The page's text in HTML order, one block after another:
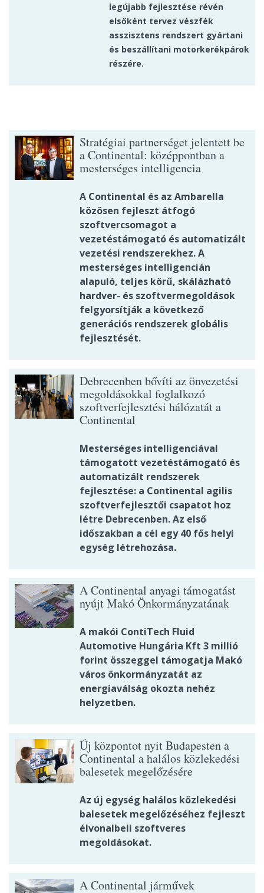
legújabb fejlesztése révén
elsőként tervez vészfék
asszisztens rendszert gyártani
és beszállítani motorkerékpárok
részére.
Stratégiai partnerséget jelentett be
a Continental: középpontban a
mesterséges intelligencia
A Continental és az Ambarella
közösen fejleszt átfogó
szoftvercsomagot a
vezetéstámogató és automatizált
vezetési rendszerekhez. A
mesterséges intelligencián
alapuló, teljes körű, skálázható
hardver- és szoftvermegoldások
felgyorsítják a következő
generációs rendszerek globális
fejlesztését.
Debrecenben bővíti az önvezetési
megoldásokkal foglalkozó
szoftverfejlesztési hálózatát a
Continental
Mesterséges intelligenciával
támogatott vezetéstámogató és
automatizált rendszerek
fejlesztése: a Continental agilis
szoftverfejlesztői csapatot hoz
létre Debrecenben. Az első
időszakban a cél egy 40 fős helyi
egység létrehozása.
A Continental anyagi támogatást
nyújt Makó Önkormányzatának
A makói ContiTech Fluid
Automotive Hungária Kft 3 millió
forint összeggel támogatja Makó
város önkormányzatát az
energiaválság okozta nehéz
helyzetben.
Új központot nyit Budapesten a
Continental a halálos közlekedési
balesetek megelőzésére
Az új egység halálos közlekedési
balesetek megelőzéséhez fejleszt
élvonalbeli szoftveres
megoldásokat.
A Continental járművek